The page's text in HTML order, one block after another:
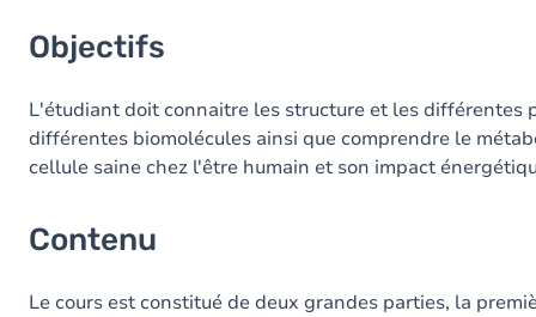
Objectifs
L'étudiant doit connaitre les structure et les différentes
différentes biomolécules ainsi que comprendre le
cellule saine chez l'être humain et son impact
Contenu
Le cours est constitué de deux grandes parties, la